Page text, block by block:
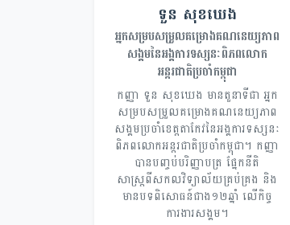
ទួន សុខឃេង
អ្នកសម្របសម្រួលគម្រោងគណនេយ្យភាព
សង្គមនៃអង្គការទស្សនៈពិភពលោក
អន្តរជាតិប្រចាំកម្ពុជា
កញ្ញា ទួន សុខឃេង មានតួនាទីជា អ្នក
សម្របសម្រួលគម្រោងគណនេយ្យភាព
សង្គមប្រចាំខេត្តតាកែវនៃអង្គការទស្សនៈ
ពិភពលោកអន្តរជាតិប្រចាំកម្ពុជា។ កញ្ញា
បានបញ្ចប់បរិញ្ញាបត្រ ផ្នែកនីតិ
សាស្រ្តពីសកលវិទ្យាល័យគ្រប់គ្រង និង
មានបទពិសោធន៍ជាង១២ឆ្នាំ លើកិច្ច
ការងារសង្គម។